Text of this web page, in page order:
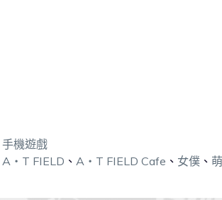
手機遊戲
A‧T FIELD 、 A‧T FIELD Cafe 、 女僕、 萌